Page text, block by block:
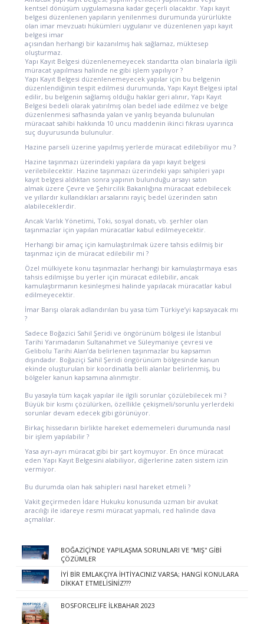
kentsel dönüşüm uygulamasına kadar geçerli olacaktır. Yapı kayıt
belgesi düzenlenen yapıların yenilenmesi durumunda yürürlükte
olan imar mevzuatı hükümleri uygulanır ve düzenlenen yapı kayıt
belgesi imar
açısından herhangi bir kazanılmış hak sağlamaz, müktesep
oluşturmaz.
Yapı Kayıt Belgesi düzenlenemeyecek standartta olan binalarla ilgili
müracat yapılması halinde ne gibi işlem yapılıyor ?
Yapı Kayıt Belgesi düzenlenemeyecek yapılar için bu belgenin
düzenlendiğinin tespit edilmesi durumunda, Yapı Kayıt Belgesi iptal
edilir, bu belgenin sağlamış olduğu haklar geri alınır, Yapı Kayıt
Belgesi bedeli olarak yatırılmış olan bedel iade edilmez ve belge
düzenlenmesi safhasında yalan ve yanlış beyanda bulunulan
müracaat sahibi hakkında 10 uncu maddenin ikinci fıkrası uyarınca
suç duyurusunda bulunulur.
Hazine parseli üzerine yapılmış yerlerde müracat edilebiliyor mu ?
Hazine taşınmazı üzerindeki yapılara da yapı kayıt belgesi
verilebilecektir. Hazine taşınmazı üzerindeki yapı sahipleri yapı
kayıt belgesi aldıktan sonra yapının bulunduğu arsayı satın
almak üzere Çevre ve Şehircilik Bakanlığına müracaat edebilecek
ve yıllardır kullandıkları arsalarını rayiç bedel üzerinden satın
alabileceklerdir.
Ancak Varlık Yönetimi, Toki, sosyal donatı, vb. şerhler olan
taşınmazlar için yapılan müracatlar kabul edilmeyecektir.
Herhangi bir amaç için kamulaştırılmak üzere tahsis edilmiş bir
taşınmaz için de müracat edilebilir mi ?
Özel mülkiyete konu taşınmazlar herhangi bir kamulaştırmaya esas
tahsis edilmişse bu yerler için müracat edilebilir, ancak
kamulaştırmanın kesinleşmesi halinde yapılacak müracatlar kabul
edilmeyecektir.
İmar Barışı olarak adlandırılan bu yasa tüm Türkiye’yi kapsayacak mı
?
Sadece Boğazici Sahil Şeridi ve öngörünüm bölgesi ile İstanbul
Tarihi Yarımadanın Sultanahmet ve Süleymaniye çevresi ve
Gelibolu Tarihi Alan’da belirlenen taşınmazlar bu kapsamın
dışındadır. Boğaziçi Sahil Şeridi öngörünüm bölgesinde kanun
ekinde oluşturulan bir koordinatla belli alanlar belirlenmiş, bu
bölgeler kanun kapsamına alınmıştır.
Bu yasayla tüm kaçak yapılar ile ilgili sorunlar çözülebilecek mi ?
Büyük bir kısmı çözülürken, özellikle çekişmeli/sorunlu yerlerdeki
sorunlar devam edecek gibi görünüyor.
Birkaç hissedarın birlikte hareket edememeleri durumunda nasıl
bir işlem yapılabilir ?
Yasa ayrı-ayrı müracat gibi bir şart koymuyor. En önce müracat
eden Yapı Kayıt Belgesini alabiliyor, diğerlerine zaten sistem izin
vermiyor.
Bu durumda olan hak sahipleri nasıl hareket etmeli ?
Vakit geçirmeden İdare Hukuku konusunda uzman bir avukat
aracılığı ile idareye resmi müracat yapmalı, red halinde dava
açmalılar.
BOĞAZİÇİ'NDE YAPILAŞMA SORUNLARI VE ''MIŞ'' GİBİ
ÇÖZÜMLER
İYİ BİR EMLAKÇIYA İHTİYACINIZ VARSA; HANGİ KONULARA
DİKKAT ETMELİSİNİZ???
BOSFORCELIFE İLKBAHAR 2023